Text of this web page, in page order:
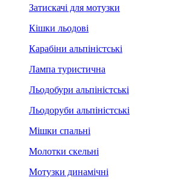
Затискачі для мотузки
Кішки льодові
Карабіни альпіністські
Лампа туристична
Льодобури альпіністські
Льодоруби альпіністські
Мішки спальні
Молотки скельні
Мотузки динамічні